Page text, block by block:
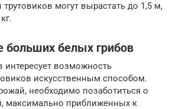
могут вырастать до 1,5 м,
белых грибов
интересует возможность
искусственным способом.
необходимо позаботиться о
максимально приближенных к